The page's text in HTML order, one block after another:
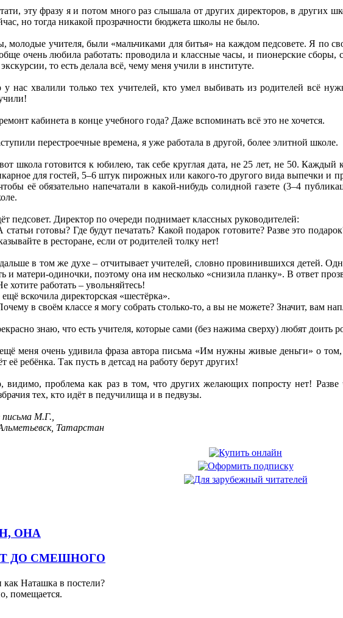
эту фразу я и потом много раз слышала от других директоров, в других
но тогда никакой прозрачности бюджета школы не было.
молодые учителя, были «мальчиками для битья» на каждом педсовете. Я по
очень любила работать: проводила и классные часы, и пионерские
то есть делала всё, чему меня учили в институте.
у нас хвалили только тех учителей, кто умел выбивать из родителей всё
кабинета в конце учебного года? Даже вспоминать всё это не хочется.
перестроечные времена, я уже работала в другой, более элитной школе.
школа готовится к юбилею, так себе круглая дата, не 25 лет, не 50. Каждый
для гостей, 5–6 штук пирожных или какого-то другого вида выпечки и
её обязательно напечатали в какой-нибудь солидной газете (3–4
педсовет. Директор по очереди поднимает классных руководителей:
статьи готовы? Где будут печатать? Какой подарок готовите? Разве это
в ресторане, если от родителей толку нет!
в том же духе – отчитывает учителей, словно провинившихся детей.
и матери-одиночки, поэтому она им несколько «снизила планку». В ответ
хотите работать – увольняйтесь!
вскочила директорская «шестёрка».
в своём классе я могу собрать столько-то, а вы не можете? Значит, вам
знаю, что есть учителя, которые сами (без нажима сверху) любят доить
меня очень удивила фраза автора письма «Им нужны живые деньги» о
её ребёнка. Так пусть в детсад на работу берут других!
видимо, проблема как раз в том, что других желающих попросту нет!
тех, кто идёт в педучилища и в педвузы.
письма М.Г.,
Татарстан
ОНА
ДО СМЕШНОГО
как Наташка в постели?
помещается.